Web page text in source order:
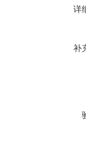
详
补